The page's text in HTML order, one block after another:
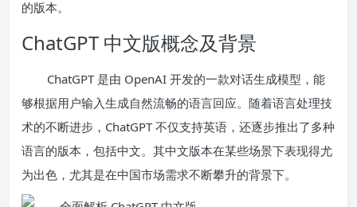
的版本。
ChatGPT 中文版概念及背景
ChatGPT 是由 OpenAI 开发的一款对话生成模型，能
够根据用户输入生成自然流畅的语言回应。随着语言处理技
术的不断进步，ChatGPT 不仅支持英语，还逐步推出了多种
语言的版本，包括中文。其中文版本在某些场景下表现得尤
为出色，尤其是在中国市场需求不断攀升的背景下。